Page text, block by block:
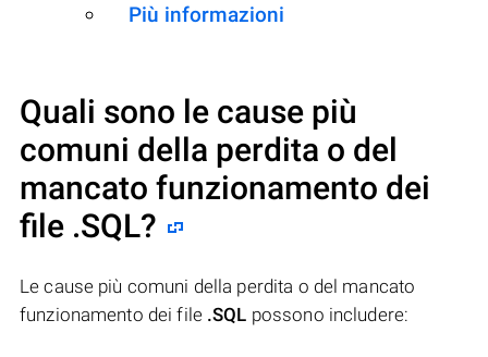
Più informazioni
Quali sono le cause più
comuni della perdita o del
mancato funzionamento dei
file .SQL?
Le cause più comuni della perdita o del mancato
funzionamento dei file .SQL possono includere: